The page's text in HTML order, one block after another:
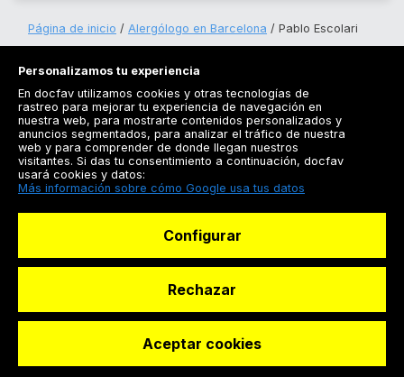
Solicitar reserva
Página de inicio Alergólogo en Barcelona Pablo Escolari
Registrarse
Docfav
© Dashboard Technologies S.L
Personalizamos tu experiencia
En docfav utilizamos cookies y otras tecnologías de
rastreo para mejorar tu experiencia de navegación en
nuestra web, para mostrarte contenidos personalizados y
anuncios segmentados, para analizar el tráfico de nuestra
web y para comprender de donde llegan nuestros
visitantes. Si das tu consentimiento a continuación, docfav
usará cookies y datos:
Más información sobre cómo Google usa tus datos
Configurar
Rechazar
Aceptar cookies